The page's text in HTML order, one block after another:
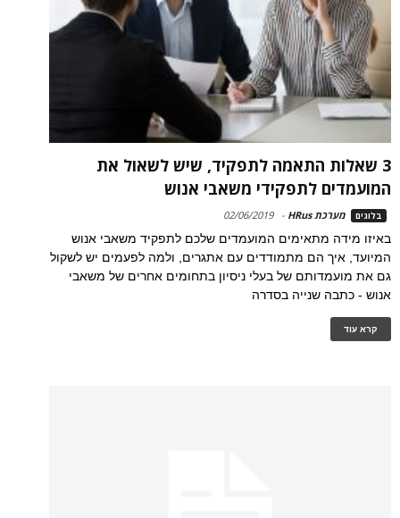
3 שאלות התאמה לתפקיד, שיש לשאול את
המועמדים לתפקידי משאבי אנוש
בלוגים מערכת HRus -
02/06/2019
באיזו מידה מתאימים המועמדים שלכם לתפקיד משאבי אנוש
המיועד, איך הם מתמודדים עם אתגרים, ולמה לפעמים יש לשקול
גם את מועמדותם של בעלי ניסיון בתחומים אחרים של משאבי
אנוש - כתבה שנייה בסדרה
קרא עוד